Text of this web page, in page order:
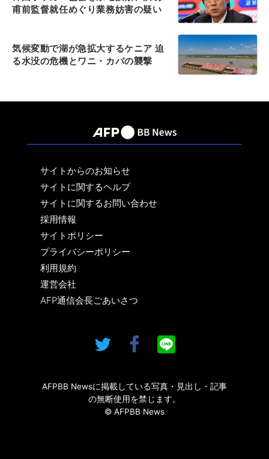
甫前監督就任めぐり業務妨害の疑い
気候変動で湖が急拡大するケニア 迫
る水没の危機とワニ・カバの襲撃
サイトからのお知らせ
サイトに関するヘルプ
サイトに関するお問い合わせ
採用情報
サイトポリシー
プライバシーポリシー
利用規約
運営会社
AFP通信会長ごあいさつ
AFPBB Newsに掲載している写真・見出し・記事
の無断使用を禁じます。
© AFPBB News